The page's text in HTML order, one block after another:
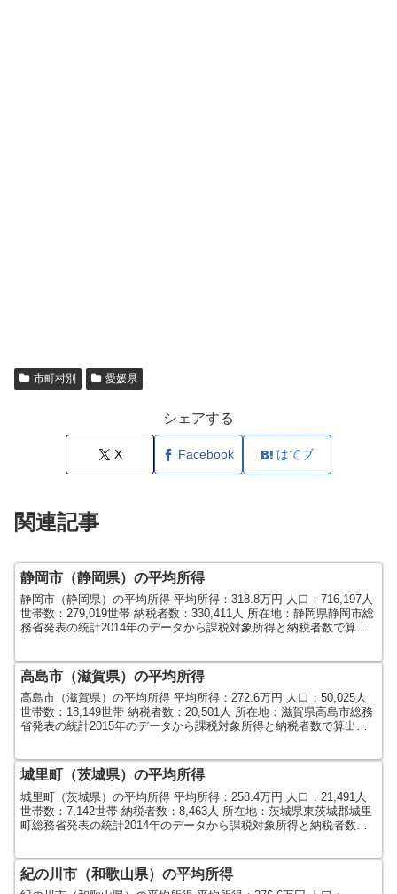
市町村別 愛媛県
シェアする
X Facebook はてブ
関連記事
静岡市（静岡県）の平均所得
静岡市（静岡県）の平均所得 平均所得：318.8万円 人口：716,197人
世帯数：279,019世帯 納税者数：330,411人 所在地：静岡県静岡市総
務省発表の統計2014年のデータから課税対象所得と納税者数で算出
高島市（滋賀県）の平均所得
高島市（滋賀県）の平均所得 平均所得：272.6万円 人口：50,025人
世帯数：18,149世帯 納税者数：20,501人 所在地：滋賀県高島市総務
省発表の統計2015年のデータから課税対象所得と納税者数で算出し
城里町（茨城県）の平均所得
城里町（茨城県）の平均所得 平均所得：258.4万円 人口：21,491人
世帯数：7,142世帯 納税者数：8,463人 所在地：茨城県東茨城郡城里
町総務省発表の統計2014年のデータから課税対象所得と納税者数で
紀の川市（和歌山県）の平均所得